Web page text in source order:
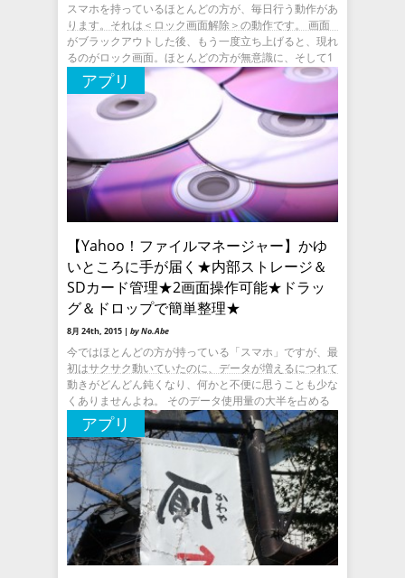
スマホを持っているほとんどの方が、毎日行う動作があ
ります。それは＜ロック画面解除＞の動作です。 画面
がブラックアウトした後、もう一度立ち上げると、現れ
るのがロック画面。ほとんどの方が無意識に、そして1
日1回と言わず何回も
アプリ
【Yahoo！ファイルマネージャー】かゆ
いところに手が届く★内部ストレージ＆
SDカード管理★2画面操作可能★ドラッ
グ＆ドロップで簡単整理★
8月 24th, 2015 | by No.Abe
今ではほとんどの方が持っている「スマホ」ですが、最
初はサクサク動いていたのに、データが増えるにつれて
動きがどんどん鈍くなり、何かと不便に思うことも少な
くありませんよね。 そのデータ使用量の大半を占める
のが「アプリ」「画像
アプリ